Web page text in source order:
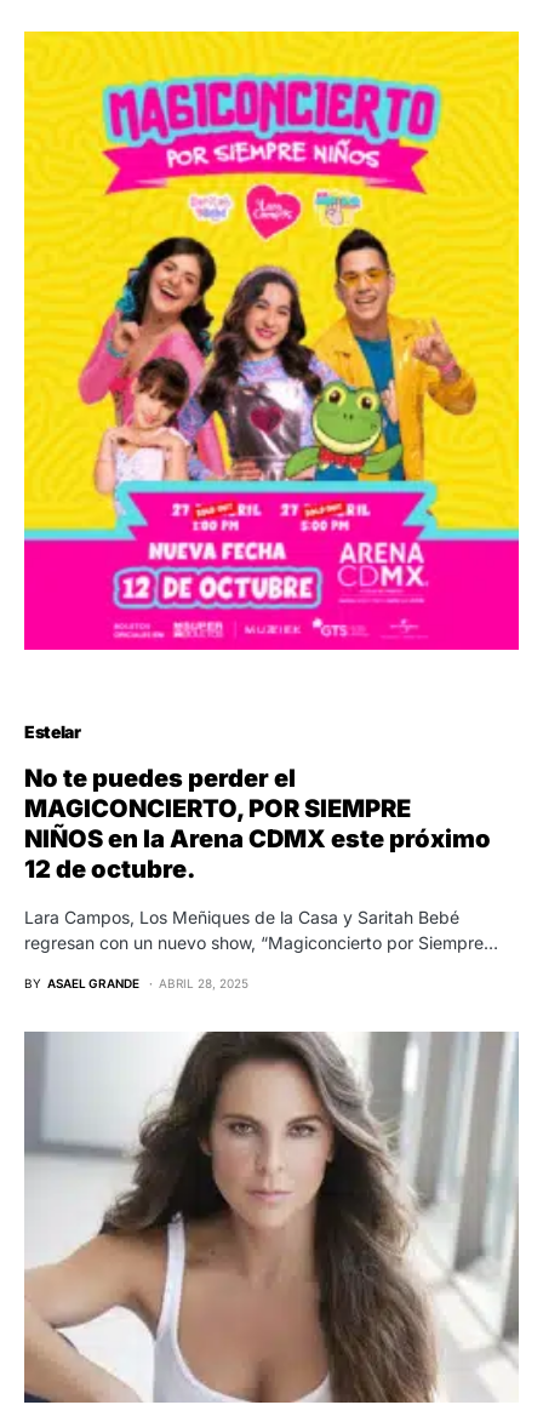
Estelar
No te puedes perder el
MAGICONCIERTO, POR SIEMPRE
NIÑOS en la Arena CDMX este próximo
12 de octubre.
Lara Campos, Los Meñiques de la Casa y Saritah Bebé
regresan con un nuevo show, “Magiconcierto por Siempre…
BY ASAEL GRANDE ABRIL 28, 2025